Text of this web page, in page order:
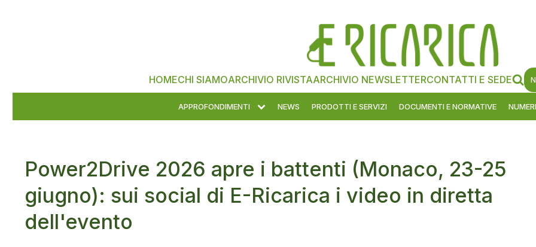
HOMECHI SIAMOARCHIVIO RIVISTAARCHIVIO NEWSLETTERCONTATTI E SEDE
APPROFONDIMENTI NEWS PRODOTTI E SERVIZI DOCUMENTI E NORMATIVE
Power2Drive 2026 apre i battenti (Monaco, 23-25
giugno): sui social di E-Ricarica i video in diretta
dell'evento